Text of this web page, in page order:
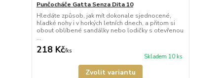
Punčocháče Gatta Senza Dita 10
Hledáte způsob, jak mít dokonale sjednocené,
hladké nohy i v horkých letních dnech, a přitom si
obout oblíbené sandálky nebo lodičky s otevřenou
...
218 Kč/ks
Skladem 10 ks
Zvolit variantu